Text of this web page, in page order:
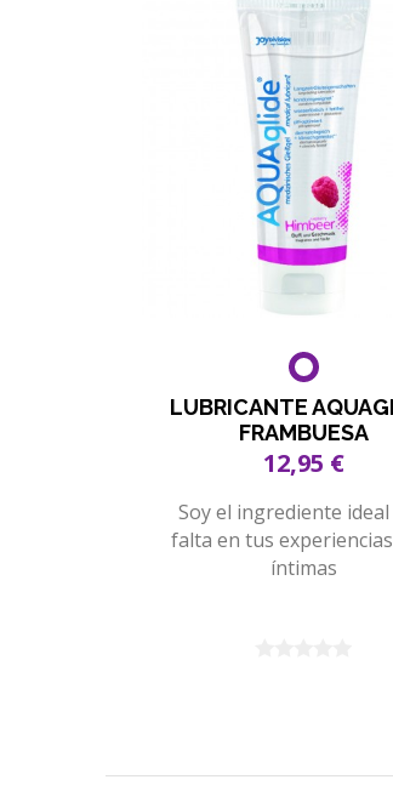
LUBRICANTE
FRAMBUESA
12,95 €
Soy el ingrediente ideal
falta en tus
íntimas